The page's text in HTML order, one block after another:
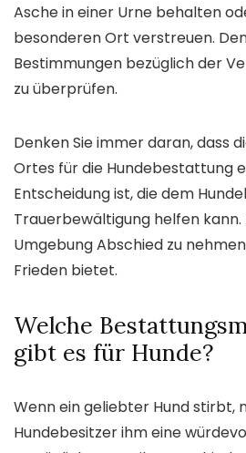
Asche in einer Urne behalten
besonderen Ort verstreuen.
Bestimmungen bezüglich der
zu überprüfen.
Denken Sie immer daran, dass
Ortes für die Hundebestattung
Entscheidung ist, die dem
Trauerbewältigung helfen kann.
Umgebung Abschied zu
Frieden bietet.
Welche
gibt es für Hunde?
Wenn ein geliebter Hund stirbt,
Hundebesitzer ihm eine